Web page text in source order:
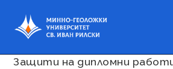
Защити на дипломни